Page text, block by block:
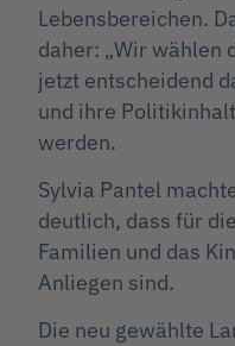
Lebensbereichen.
daher: „Wir wählen
jetzt entscheidend
und ihre
werden.
Sylvia Pantel
deutlich, dass für
Familien und das
Anliegen sind.
Die neu gewählte